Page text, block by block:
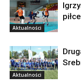
Aktualności
Aktualności